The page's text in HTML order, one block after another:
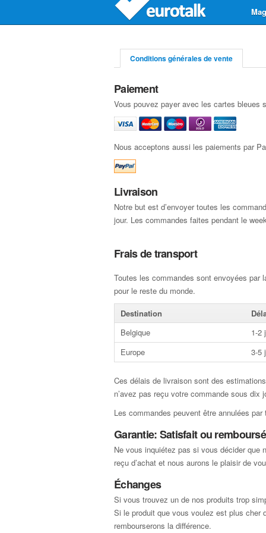
Conditions générales de vente
Paiement
Vous pouvez payer avec les cartes bleues
Nous acceptons aussi les paiements par
Livraison
Notre but est d’envoyer toutes les
jour. Les commandes faites pendant le
Frais de transport
Toutes les commandes sont envoyées par
pour le reste du monde.
Destination
Belgique
1-2
Europe
3-5
Ces délais de livraison sont des
n’avez pas reçu votre commande sous
Les commandes peuvent être annulées
Garantie: Satisfait ou remboursé
Ne vous inquiétez pas si vous décider que
reçu d’achat et nous aurons le plaisir de
Échanges
Si vous trouvez un de nos produits trop
Si le produit que vous voulez est plus cher
rembourserons la différence.